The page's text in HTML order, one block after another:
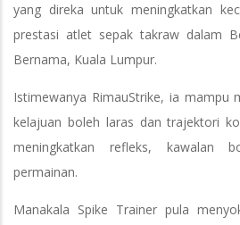
yang direka untuk meningkatkan
prestasi atlet sepak takraw dalam
Bernama, Kuala Lumpur.
Istimewanya RimauStrike, ia mampu
kelajuan boleh laras dan trajektori
meningkatkan refleks, kawalan
permainan.
Manakala Spike Trainer pula